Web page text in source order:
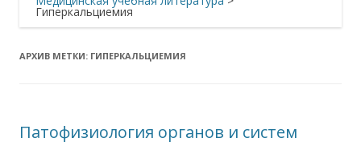
Гиперкальциемия
АРХИВ МЕТКИ: ГИПЕРКАЛЬЦИЕМИЯ
Патофизиология органов и систем